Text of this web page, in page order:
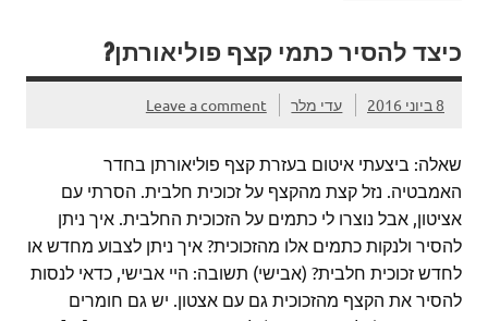
כיצד להסיר כתמי קצף פוליאורתן?
8 ביוני 2016 עדי מלר Leave a comment
שאלה: ביצעתי איטום בעזרת קצף פוליאורתן בחדר
האמבטיה. נזל קצת מהקצף על זכוכית חלבית. הסרתי עם
אציטון, אבל נוצרו לי כתמים על הזכוכית החלבית. איך ניתן
להסיר ולנקות כתמים אלו מהזכוכית? איך ניתן לצבוע מחדש או
לחדש זכוכית חלבית? (אבישי) תשובה: היי אבישי, כדאי לנסות
להסיר את הקצף מהזכוכית גם עם אצטון. יש גם חומרים